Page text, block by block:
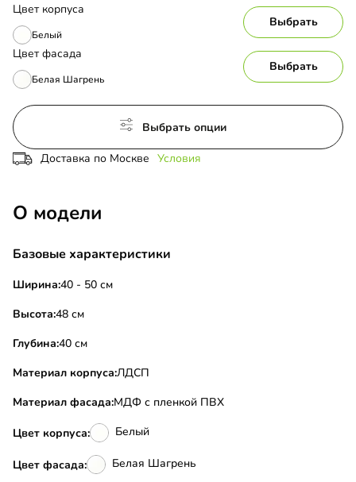
Цвет корпуса
Белый
Выбрать
Цвет фасада
Белая Шагрень
Выбрать
Выбрать опции
Доставка по Москве Условия
О модели
Базовые характеристики
Ширина:40 - 50 см
Высота:48 см
Глубина:40 см
Материал корпуса:ЛДСП
Материал фасада:МДФ с пленкой ПВХ
Цвет корпуса: Белый
Цвет фасада: Белая Шагрень